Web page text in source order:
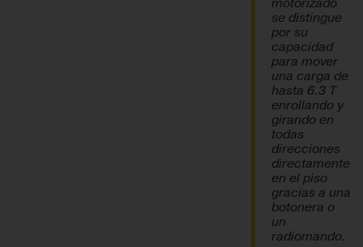
se distingue
por su
capacidad
para mover
una carga de
hasta 6.3 T
enrollando y
girando en
todas
direcciones
directamente
en el piso
gracias a una
botonera o
un
radiomando.